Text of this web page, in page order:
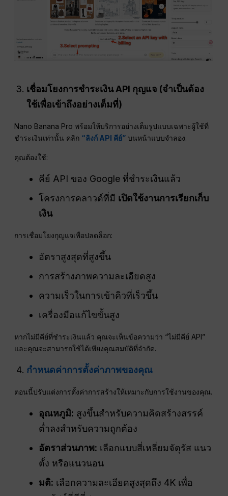
เชื่อมโยงการชำระเงินAPI กุญแจ (จำเป็นต้อง
ใช้เพื่อเข้าถึงอย่างเต็มที่)
Nano Banana Pro พร้อมให้บริการอย่างเต็มรูปแบบเฉพาะผู้ใช้ที่
ชำระเงินเท่านั้น คลิก “ลิงก์ API คีย์” บนหน้าแบบจำลอง.
คุณต้องใช้:
คีย์ API ของ Google ที่ชำระเงินแล้ว
โครงการคลาวด์ที่มี เปิดใช้งานการเรียกเก็บ
เงิน
การเชื่อมโยงกุญแจเพื่อปลดล็อก:
อัตราสูงสุดที่สูงขึ้น
การสร้างภาพความละเอียดสูง
ความเร็วในการเข้าคิวที่เร็วขึ้น
เครื่องมือแก้ไขขั้นสูง
หากไม่มีคีย์ที่ชำระเงินแล้ว คุณจะเห็นข้อความว่า “ไม่มีคีย์ API”
และคุณจะสามารถใช้ได้เพียงคุณสมบัติที่จำกัด.
กำหนดค่าการตั้งค่าภาพของคุณ
ตอนนี้ปรับแต่งการตั้งค่าการสร้างให้เหมาะกับการใช้งานของคุณ.
อุณหภูมิ: สูงขึ้นสำหรับความคิดสร้างสรรค์
ต่ำลงสำหรับความถูกต้อง
อัตราส่วนภาพ: เลือกแบบสี่เหลี่ยมจัตุรัส แนว
ตั้ง หรือแนวนอน
มติ: เลือกความละเอียดสูงสุดถึง 4K เพื่อ